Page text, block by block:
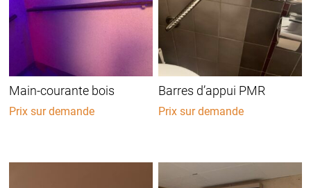
Main-courante bois
Prix sur demande
Barres d’appui PMR
Prix sur demande